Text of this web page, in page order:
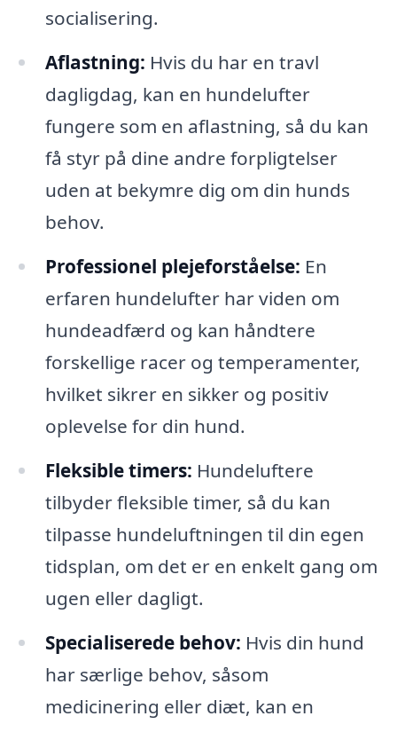
socialisering.
Aflastning: Hvis du har en travl
dagligdag, kan en hundelufter
fungere som en aflastning, så du kan
få styr på dine andre forpligtelser
uden at bekymre dig om din hunds
behov.
Professionel plejeforståelse: En
erfaren hundelufter har viden om
hundeadfærd og kan håndtere
forskellige racer og temperamenter,
hvilket sikrer en sikker og positiv
oplevelse for din hund.
Fleksible timers: Hundeluftere
tilbyder fleksible timer, så du kan
tilpasse hundeluftningen til din egen
tidsplan, om det er en enkelt gang om
ugen eller dagligt.
Specialiserede behov: Hvis din hund
har særlige behov, såsom
medicinering eller diæt, kan en